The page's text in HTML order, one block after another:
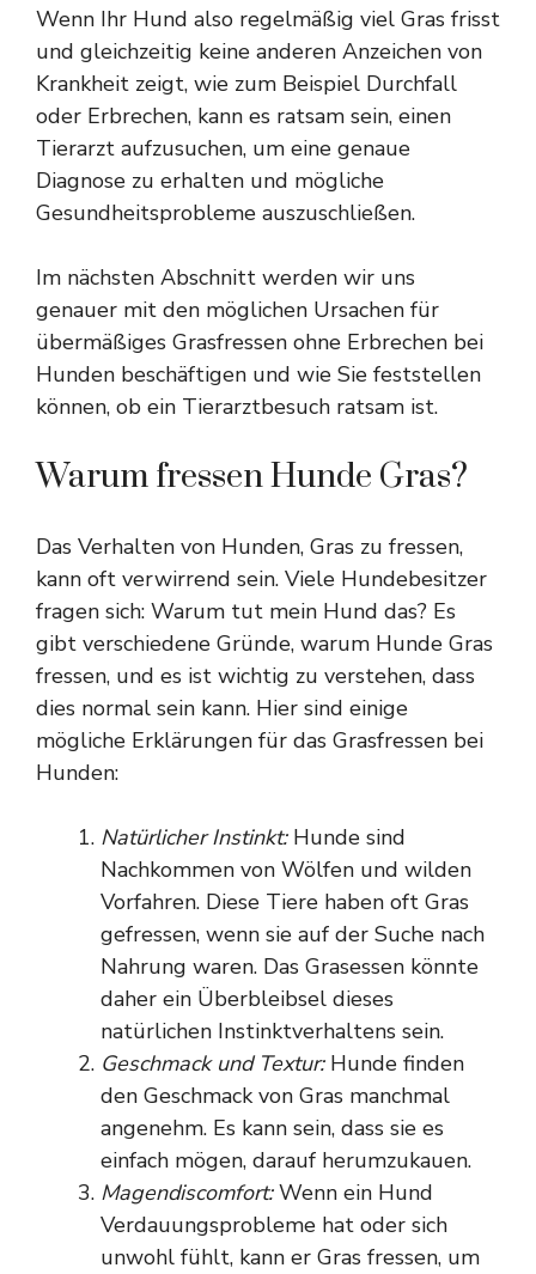
Wenn Ihr Hund also regelmäßig viel Gras frisst
und gleichzeitig keine anderen Anzeichen von
Krankheit zeigt, wie zum Beispiel Durchfall
oder Erbrechen, kann es ratsam sein, einen
Tierarzt aufzusuchen, um eine genaue
Diagnose zu erhalten und mögliche
Gesundheitsprobleme auszuschließen.
Im nächsten Abschnitt werden wir uns
genauer mit den möglichen Ursachen für
übermäßiges Grasfressen ohne Erbrechen bei
Hunden beschäftigen und wie Sie feststellen
können, ob ein Tierarztbesuch ratsam ist.
Warum fressen Hunde Gras?
Das Verhalten von Hunden, Gras zu fressen,
kann oft verwirrend sein. Viele Hundebesitzer
fragen sich: Warum tut mein Hund das? Es
gibt verschiedene Gründe, warum Hunde Gras
fressen, und es ist wichtig zu verstehen, dass
dies normal sein kann. Hier sind einige
mögliche Erklärungen für das Grasfressen bei
Hunden:
Natürlicher Instinkt:Hunde sind
Nachkommen von Wölfen und wilden
Vorfahren. Diese Tiere haben oft Gras
gefressen, wenn sie auf der Suche nach
Nahrung waren. Das Grasessen könnte
daher ein Überbleibsel dieses
natürlichen Instinktverhaltens sein.
Geschmack und Textur:Hunde finden
den Geschmack von Gras manchmal
angenehm. Es kann sein, dass sie es
einfach mögen, darauf herumzukauen.
Magendiscomfort:Wenn ein Hund
Verdauungsprobleme hat oder sich
unwohl fühlt, kann er Gras fressen, um